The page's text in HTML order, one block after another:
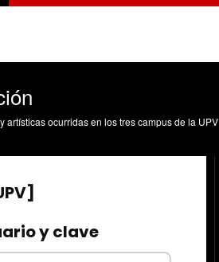
ocurridas en los tres campus de la UPV